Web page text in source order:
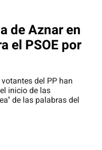
de Aznar en
el PSOE por
del PP han
inicio de las
de las palabras del